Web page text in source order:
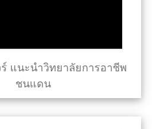
แนะนำวิทยาลัยการอาชีพ
ชนแดน